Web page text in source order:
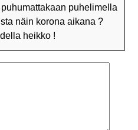
puhelimella
näin korona aikana ?
heikko !